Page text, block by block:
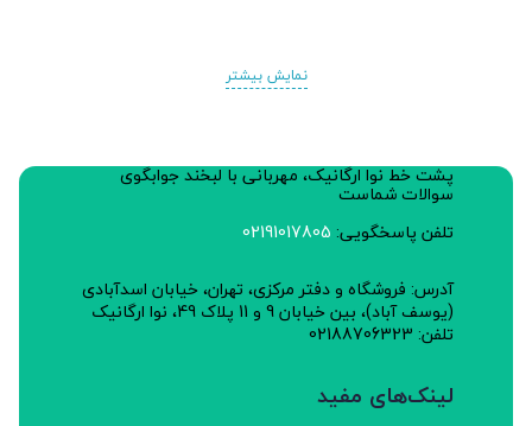
نمایش بیشتر
پشت خط نوا ارگانیک، مهربانی با لبخند جوابگوی
سوالات شماست
تلفن پاسخگویی: 02191017805
آدرس: فروشگاه و دفتر مرکزی، تهران، خیابان اسدآبادی
(یوسف آباد)، بین خیابان 9 و 11 پلاک 49، نوا ارگانیک
تلفن: 02188706323
لینک‌های مفید